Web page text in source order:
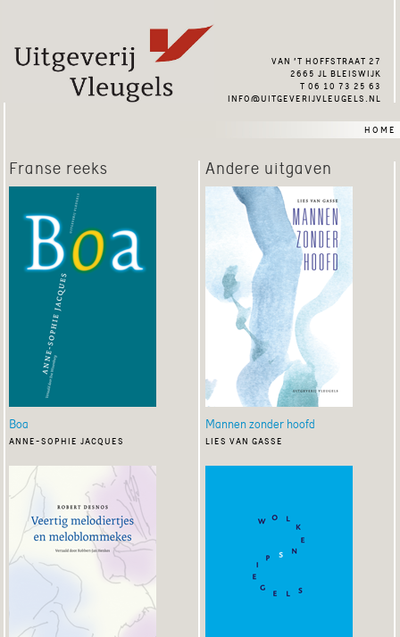
van ’t hoffstraat 27
2665 jl bleiswijk
t 06 10 73 25 63
info@uitgeverijvleugels.nl
home
Franse reeks
Boa
anne-sophie jacques
Andere uitgaven
Mannen zonder hoofd
lies van gasse